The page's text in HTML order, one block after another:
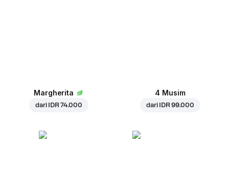
Margherita
dari IDR 74.000
4 Musim
dari IDR 99.000